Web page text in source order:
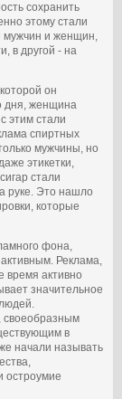
сохранить
этому стали
мужчин и женщин,
в другой - на
он
дня, женщина
этим стали
спиртных
мужчины, но
этикетки,
стали
руке. Это нашло
которые
фона,
Реклама,
активно
значительное
своеобразным
в
начали называть
остроумие